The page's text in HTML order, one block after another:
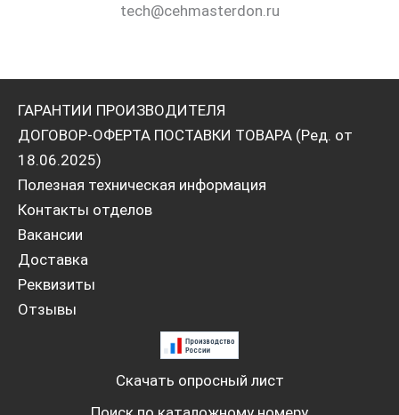
tech@cehmasterdon.ru
ГАРАНТИИ ПРОИЗВОДИТЕЛЯ
ДОГОВОР-ОФЕРТА ПОСТАВКИ ТОВАРА (Ред. от
18.06.2025)
Полезная техническая информация
Контакты отделов
Вакансии
Доставка
Реквизиты
Отзывы
Скачать опросный лист